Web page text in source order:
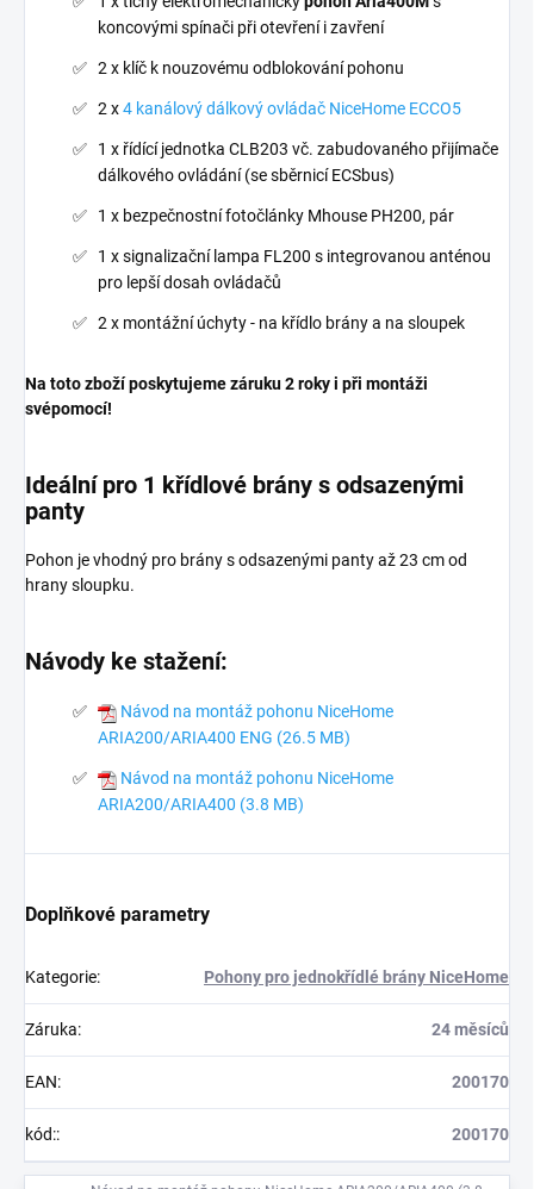
koncovými spínači při otevření i zavření
2 x klíč k nouzovému odblokování pohonu
2 x4 kanálový dálkový ovládač NiceHome ECCO5
1 x řídící jednotka CLB203 vč. zabudovaného přijímače
dálkového ovládání (se sběrnicí ECSbus)
1 x bezpečnostní fotočlánky Mhouse PH200, pár
1 x signalizační lampa FL200 s integrovanou anténou
pro lepší dosah ovládačů
2 x montážní úchyty - na křídlo brány a na sloupek
Na toto zboží poskytujeme záruku 2 roky i při montáži
svépomocí!
Ideální pro 1 křídlové brány s odsazenými
panty
Pohon je vhodný pro brány s odsazenými panty až 23 cm od
hrany sloupku.
Návody ke stažení:
Návod na montáž pohonu NiceHome
ARIA200/ARIA400 ENG (26.5 MB)
Návod na montáž pohonu NiceHome
ARIA200/ARIA400 (3.8 MB)
Doplňkové parametry
Kategorie: Pohony pro jednokřídlé brány NiceHome
Záruka: 24 měsíců
EAN: 200170
kód:: 200170